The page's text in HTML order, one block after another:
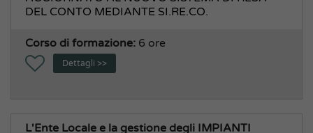
DEL CONTO MEDIANTE SI.RE.CO.
Corso di formazione: 6 ore
Dettagli >>
L'Ente Locale e la gestione degli IMPIANTI